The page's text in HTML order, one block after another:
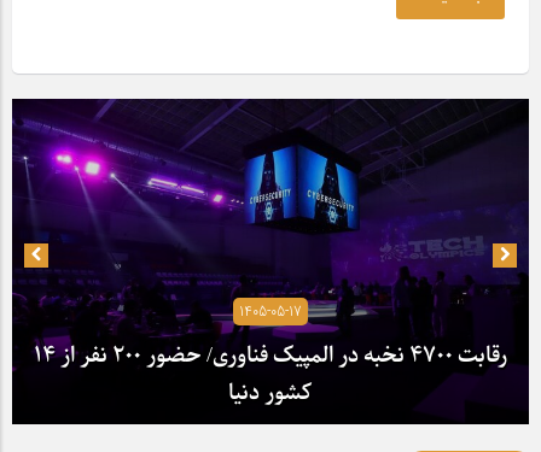
1405-05-17
رقابت ۴۷۰۰ نخبه در المپیک فناوری/ حضور ۲۰۰ نفر از ۱۴
کشور دنیا